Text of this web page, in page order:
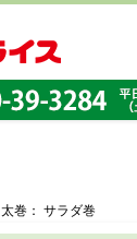
太巻： サラダ巻